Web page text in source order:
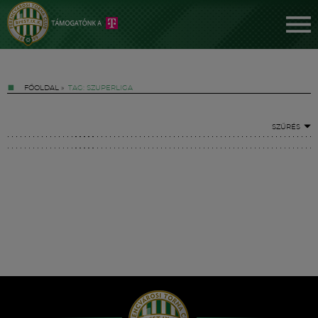
FŐOLDAL » TAG: SZUPERLIGA
SZŰRÉS
Hírek